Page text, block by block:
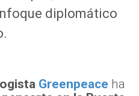
diplomático
Greenpeace ha